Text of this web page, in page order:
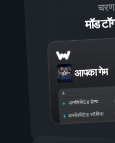
मॉड
आपका गेम
अनलिमिटेड हेल्थ
अनलिमिटेड स्टैमिना